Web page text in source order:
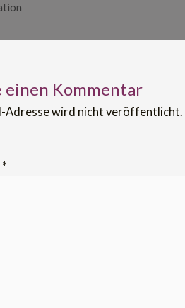
einen Kommentar
Adresse wird nicht veröffentlicht.
*